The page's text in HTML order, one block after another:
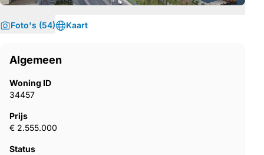
Foto's (54) Kaart
Algemeen
Woning ID
34457
Prijs
€ 2.555.000
Status